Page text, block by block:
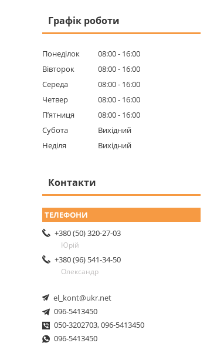
Графік роботи
Понеділок 08:00
16:00
Вівторок
08:00
16:00
Середа
08:00
16:00
Четвер
08:00
16:00
Пʼятниця
08:00
16:00
Субота
Вихідний
Неділя
Вихідний
Контакти
+380 (50) 320-27-03
Юрій
+380 (96) 541-34-50
Олександр
el_kont@ukr.net
096-5413450
050-3202703, 096-5413450
096-5413450